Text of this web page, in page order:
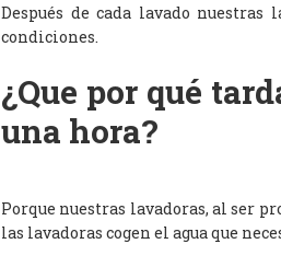
Después de cada lavado
condiciones.
¿Que por qué
una hora?
Porque nuestras lavadoras, al ser
las lavadoras cogen el agua que